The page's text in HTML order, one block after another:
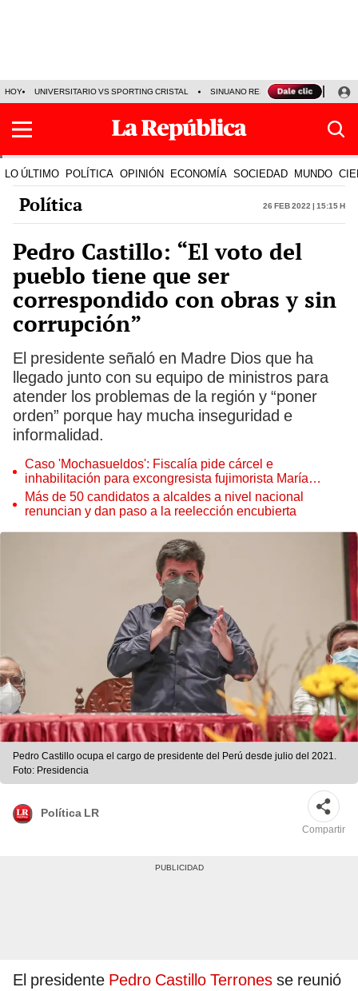
HOY UNIVERSITARIO VS SPORTING CRISTAL SINUANO RESULTADOS HOY
LO ÚLTIMO POLÍTICA OPINIÓN ECONOMÍA SOCIEDAD MUNDO
Política 26 Feb 2022 | 15:15 h
Pedro Castillo: “El voto del
pueblo tiene que ser
correspondido con obras y sin
corrupción”
El presidente señaló en Madre Dios que ha
llegado junto con su equipo de ministros para
atender los problemas de la región y “poner
orden” porque hay mucha inseguridad e
informalidad.
Caso 'Mochasueldos': Fiscalía pide cárcel e
inhabilitación para excongresista fujimorista María
Cordero Jon Tay
Más de 50 candidatos a alcaldes a nivel nacional
renuncian y dan paso a la reelección encubierta
Pedro Castillo ocupa el cargo de presidente del Perú desde julio del 2021.
Foto: Presidencia
Política LR
Compartir
El presidente Pedro Castillo Terrones se reunió